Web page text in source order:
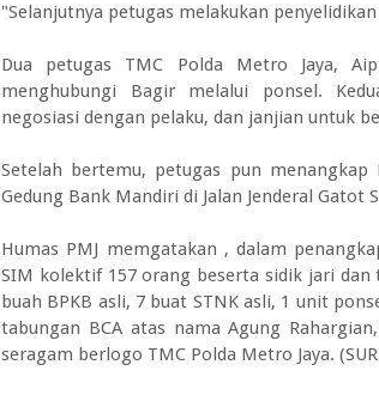
"Selanjutnya petugas melakukan
Dua petugas TMC Polda Metro Jaya,
menghubungi Bagir melalui ponsel.
negosiasi dengan pelaku, dan janjian untuk
Setelah bertemu, petugas pun
Gedung Bank Mandiri di Jalan Jenderal Gatot
Humas PMJ memgatakan , dalam
SIM kolektif 157 orang beserta sidik jari
buah BPKB asli, 7 buat STNK asli, 1 unit
tabungan BCA atas nama Agung
seragam berlogo TMC Polda Metro Jaya.